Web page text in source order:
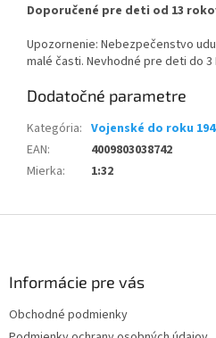
Doporučené pre deti od 13
Upozornenie: Nebezpečenstvo
malé časti. Nevhodné pre deti do 3
Dodatočné parametre
Kategória: Vojenské do roku
EAN:
4009803038742
Mierka: 1:32
Informácie pre vás
Obchodné podmienky